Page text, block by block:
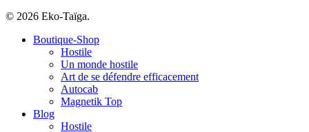
© 2026 Eko-Taïga.
Boutique-Shop
Hostile
Un monde hostile
Art de se défendre efficacement
Autocab
Magnetik Top
Blog
Hostile